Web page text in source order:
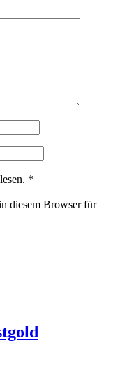
*
diesem Browser für